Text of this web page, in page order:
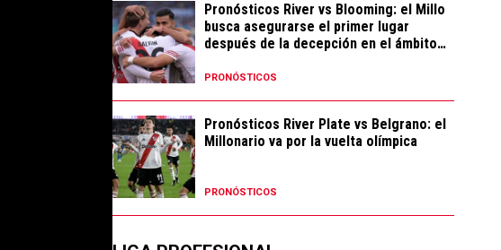
Pronósticos River vs Blooming: el Millo
busca asegurarse el primer lugar
después de la decepción en el ámbito
PRONÓSTICOS
Pronósticos River Plate vs Belgrano: el
Millonario va por la vuelta olímpica
PRONÓSTICOS